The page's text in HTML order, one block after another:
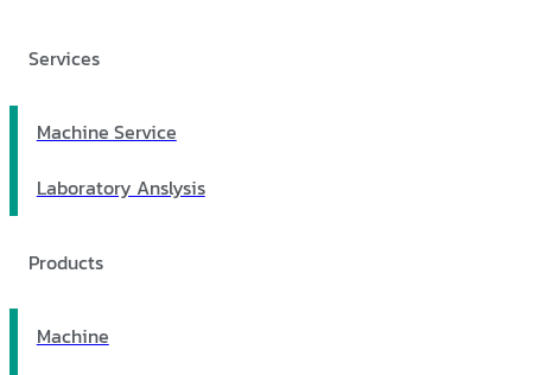
Services
Machine Service
Laboratory Anslysis
Products
Machine